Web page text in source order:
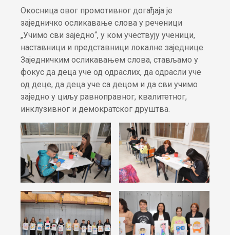
Окосница овог промотивног догађаја је
заједничко осликавање слова у реченици
„Учимо сви заједно“, у ком учествују ученици,
наставници и представници локалне заједнице.
Заједничким осликавањем слова, стављамо у
фокус да деца уче од одраслих, да одрасли уче
од деце, да деца уче са децом и да сви учимо
заједно у циљу равноправног, квалитетног,
инклузивног и демократског друштва.